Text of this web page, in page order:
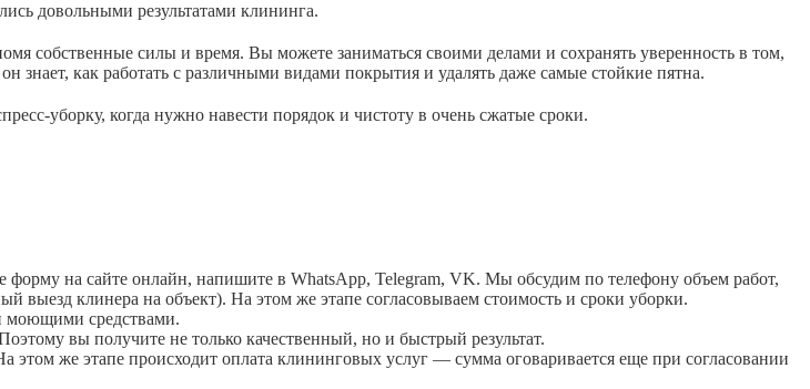
довольными результатами клининга.
собственные силы и время. Вы можете заниматься своими делами и сохранять уверенность в том,
как работать с различными видами покрытия и удалять даже самые стойкие пятна.
уборку, когда нужно навести порядок и чистоту в очень сжатые сроки.
на сайте онлайн, напишите в WhatsApp, Telegram, VK. Мы обсудим по телефону объем работ,
выезд клинера на объект). На этом же этапе согласовываем стоимость и сроки уборки.
моющими средствами.
вы получите не только качественный, но и быстрый результат.
же этапе происходит оплата клининговых услуг — сумма оговаривается еще при согласовании